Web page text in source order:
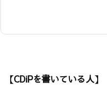
【CDiPを書いている人】